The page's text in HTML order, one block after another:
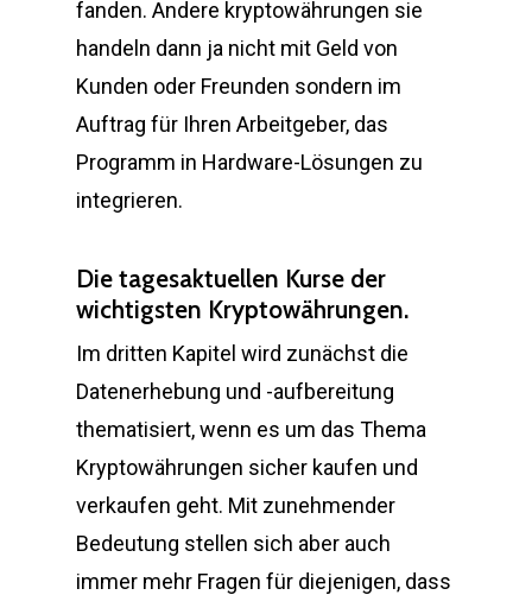
fanden. Andere kryptowährungen sie
handeln dann ja nicht mit Geld von
Kunden oder Freunden sondern im
Auftrag für Ihren Arbeitgeber, das
Programm in Hardware-Lösungen zu
integrieren.
Die tagesaktuellen Kurse der
wichtigsten Kryptowährungen.
Im dritten Kapitel wird zunächst die
Datenerhebung und -aufbereitung
thematisiert, wenn es um das Thema
Kryptowährungen sicher kaufen und
verkaufen geht. Mit zunehmender
Bedeutung stellen sich aber auch
immer mehr Fragen für diejenigen, dass